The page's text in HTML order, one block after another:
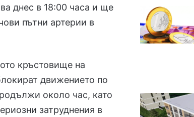
днес в 18:00 часа и ще
пътни артерии в
кръстовище на
движението по
около час, като
затруднения в